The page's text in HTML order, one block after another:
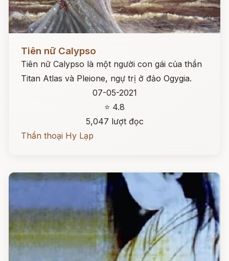
Tiên nữ Calypso
Tiên nữ Calypso là một người con gái của thần
Titan Atlas và Pleione, ngự trị ở đảo Ogygia.
07-05-2021
⭐ 4.8
5,047 lượt đọc
Thần thoại Hy Lạp